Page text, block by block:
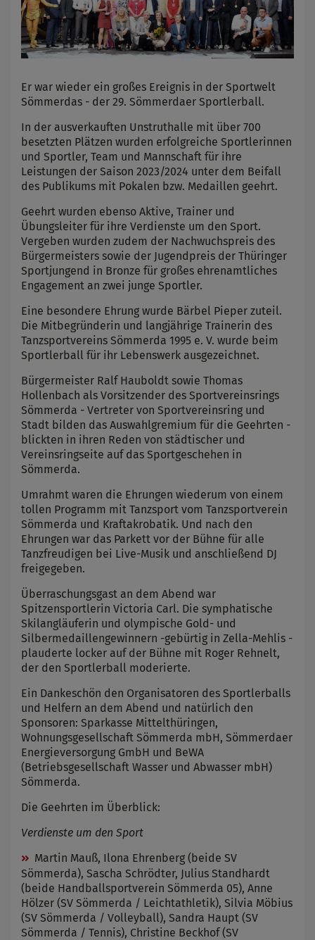
Er war wieder ein großes Ereignis in der Sportwelt
Sömmerdas - der 29. Sömmerdaer Sportlerball.
In der ausverkauften Unstruthalle mit über 700
besetzten Plätzen wurden erfolgreiche Sportlerinnen
und Sportler, Team und Mannschaft für ihre
Leistungen der Saison 2023/2024 unter dem Beifall
des Publikums mit Pokalen bzw. Medaillen geehrt.
Geehrt wurden ebenso Aktive, Trainer und
Übungsleiter für ihre Verdienste um den Sport.
Vergeben wurden zudem der Nachwuchspreis des
Bürgermeisters sowie der Jugendpreis der Thüringer
Sportjungend in Bronze für großes ehrenamtliches
Engagement an zwei junge Sportler.
Eine besondere Ehrung wurde Bärbel Pieper zuteil.
Die Mitbegründerin und langjährige Trainerin des
Tanzsportvereins Sömmerda 1995 e. V. wurde beim
Sportlerball für ihr Lebenswerk ausgezeichnet.
Bürgermeister Ralf Hauboldt sowie Thomas
Hollenbach als Vorsitzender des Sportvereinsrings
Sömmerda - Vertreter von Sportvereinsring und
Stadt bilden das Auswahlgremium für die Geehrten -
blickten in ihren Reden von städtischer und
Vereinsringseite auf das Sportgeschehen in
Sömmerda.
Umrahmt waren die Ehrungen wiederum von einem
tollen Programm mit Tanzsport vom Tanzsportverein
Sömmerda und Kraftakrobatik. Und nach den
Ehrungen war das Parkett vor der Bühne für alle
Tanzfreudigen bei Live-Musik und anschließend DJ
freigegeben.
Überraschungsgast an dem Abend war
Spitzensportlerin Victoria Carl. Die symphatische
Skilangläuferin und olympische Gold- und
Silbermedaillengewinnern -gebürtig in Zella-Mehlis -
plauderte locker auf der Bühne mit Roger Rehnelt,
der den Sportlerball moderierte.
Ein Dankeschön den Organisatoren des Sportlerballs
und Helfern an dem Abend und natürlich den
Sponsoren: Sparkasse Mittelthüringen,
Wohnungsgesellschaft Sömmerda mbH, Sömmerdaer
Energieversorgung GmbH und BeWA
(Betriebsgesellschaft Wasser und Abwasser mbH)
Sömmerda.
Die Geehrten im Überblick:
Verdienste um den Sport
Martin Mauß, Ilona Ehrenberg (beide SV
Sömmerda), Sascha Schrödter, Julius Standhardt
(beide Handballsportverein Sömmerda 05), Anne
Hölzer (SV Sömmerda / Leichtathletik), Silvia Möbius
(SV Sömmerda / Volleyball), Sandra Haupt (SV
Sömmerda / Tennis), Christine Beckhof (SV